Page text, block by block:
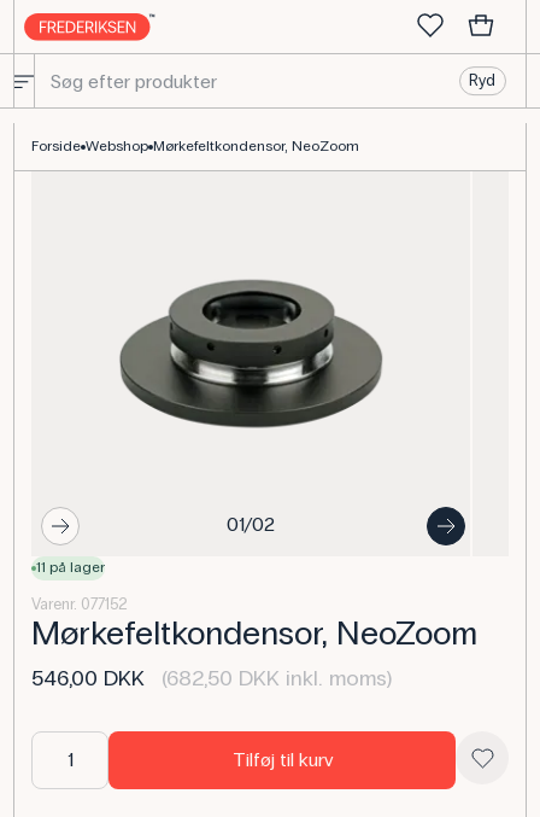
Ryd
Forside Webshop Mørkefeltkondensor, NeoZoom
01/02
11 på lager
Varenr. 077152
Mørkefeltkondensor, NeoZoom
546,00 DKK (682,50 DKK inkl. moms)
Tilføj til kurv